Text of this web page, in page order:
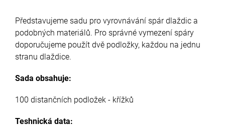
Představujeme sadu pro vyrovnávání spár dlaždic a
podobných materiálů. Pro správné vymezení spáry
doporučujeme použít dvě podložky, každou na jednu
stranu dlaždice.
Sada obsahuje:
100 distančních podložek - křížků
Teshnická data: